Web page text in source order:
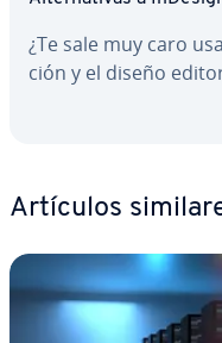
¿Te sale muy caro
ción y el diseño
Artículos